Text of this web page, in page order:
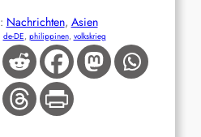
Nachrichten, Asien
de-DE, philippinen, volkskrieg